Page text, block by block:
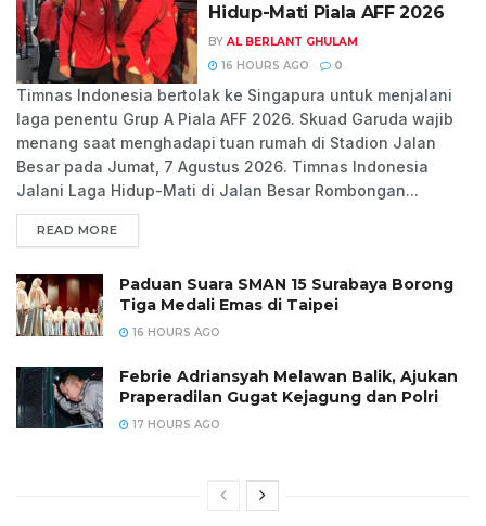
Hidup-Mati Piala AFF 2026
BY AL BERLANT GHULAM
16 HOURS AGO
0
Timnas Indonesia bertolak ke Singapura untuk menjalani
laga penentu Grup A Piala AFF 2026. Skuad Garuda wajib
menang saat menghadapi tuan rumah di Stadion Jalan
Besar pada Jumat, 7 Agustus 2026. Timnas Indonesia
Jalani Laga Hidup-Mati di Jalan Besar Rombongan...
READ MORE
Paduan Suara SMAN 15 Surabaya Borong
Tiga Medali Emas di Taipei
16 HOURS AGO
Febrie Adriansyah Melawan Balik, Ajukan
Praperadilan Gugat Kejagung dan Polri
17 HOURS AGO